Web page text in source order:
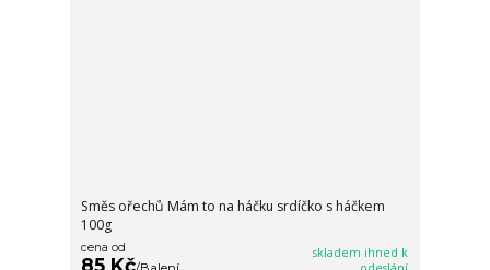
Směs ořechů Mám to na háčku srdíčko s háčkem
100g
cena od
85 Kč
skladem ihned k